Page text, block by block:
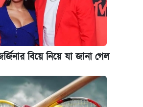
বিয়ে নিয়ে যা জানা গেল